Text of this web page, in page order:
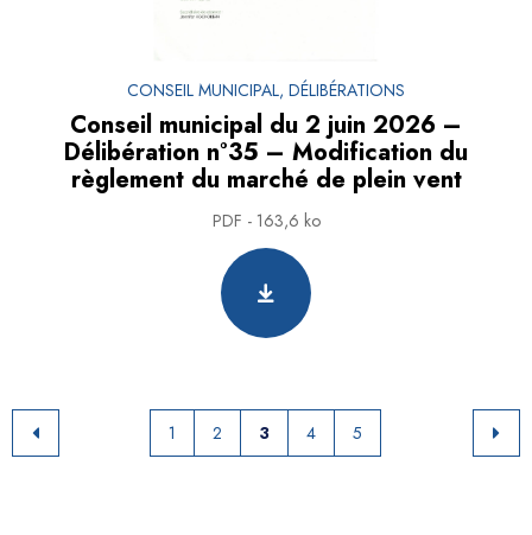
CONSEIL MUNICIPAL, DÉLIBÉRATIONS
Conseil municipal du 2 juin 2026 –
Délibération n°35 – Modification du
règlement du marché de plein vent
PDF - 163,6 ko
1 2 3 4 5